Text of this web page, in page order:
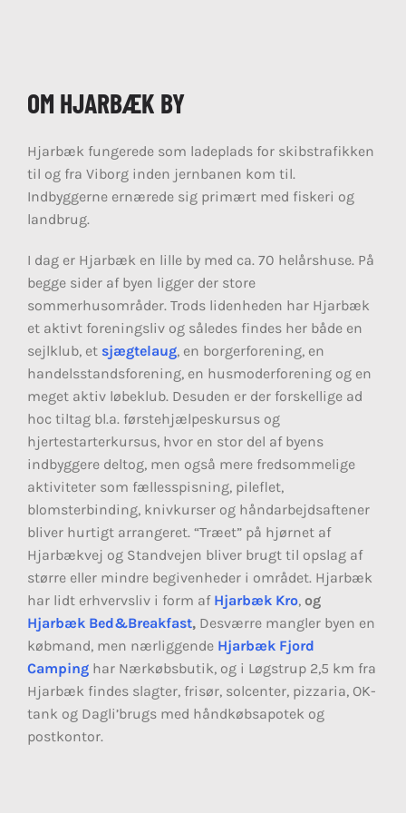
OM HJARBÆK BY
Hjarbæk fungerede som ladeplads for skibstrafikken
til og fra Viborg inden jernbanen kom til.
Indbyggerne ernærede sig primært med fiskeri og
landbrug.
I dag er Hjarbæk en lille by med ca. 70 helårshuse. På
begge sider af byen ligger der store
sommerhusområder. Trods lidenheden har Hjarbæk
et aktivt foreningsliv og således findes her både en
sejlklub, et sjægtelaug, en borgerforening, en
handelsstandsforening, en husmoderforening og en
meget aktiv løbeklub. Desuden er der forskellige ad
hoc tiltag bl.a. førstehjælpeskursus og
hjertestarterkursus, hvor en stor del af byens
indbyggere deltog, men også mere fredsommelige
aktiviteter som fællesspisning, pileflet,
blomsterbinding, knivkurser og håndarbejdsaftener
bliver hurtigt arrangeret. “Træet” på hjørnet af
Hjarbækvej og Standvejen bliver brugt til opslag af
større eller mindre begivenheder i området. Hjarbæk
har lidt erhvervsliv i form af Hjarbæk Kro, og
Hjarbæk Bed&Breakfast, Desværre mangler byen en
købmand, men nærliggende Hjarbæk Fjord
Campinghar Nærkøbsbutik, og i Løgstrup 2,5 km fra
Hjarbæk findes slagter, frisør, solcenter, pizzaria, OK-
tank og Dagli’brugs med håndkøbsapotek og
postkontor.